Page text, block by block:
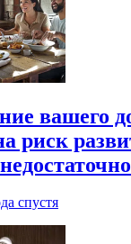
вашего
риск
спустя